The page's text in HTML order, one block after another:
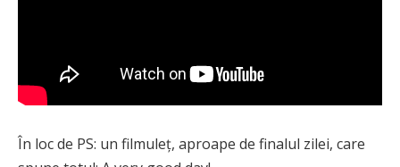
În loc de PS: un filmuleț, aproape de finalul zilei, care